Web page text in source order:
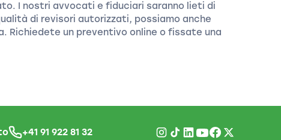
I nostri avvocati e fiduciari saranno lieti di
di revisori autorizzati, possiamo anche
Richiedete un preventivo online o fissate una
+41 91 922 81 32